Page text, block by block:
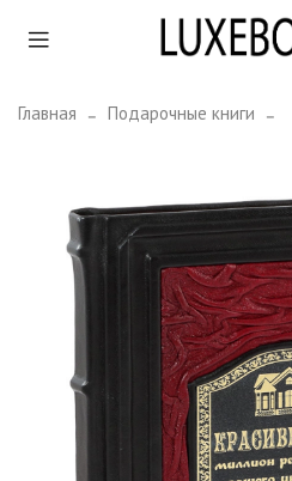
Главная Подарочные книги